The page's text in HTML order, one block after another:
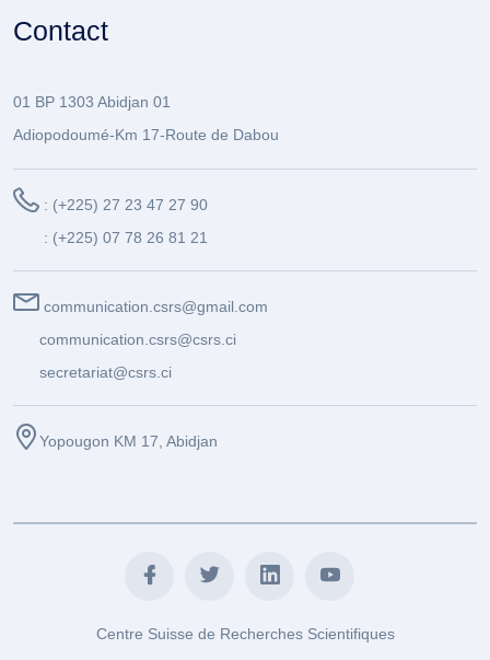
Contact
01 BP 1303 Abidjan 01
Adiopodoumé-Km 17-Route de Dabou
: (+225) 27 23 47 27 90
: (+225) 07 78 26 81 21
communication.csrs@gmail.com
communication.csrs@csrs.ci
secretariat@csrs.ci
Yopougon KM 17, Abidjan
Centre Suisse de Recherches Scientifiques